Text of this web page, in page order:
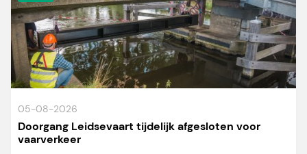
05-08-2026
Doorgang Leidsevaart tijdelijk afgesloten voor
vaarverkeer